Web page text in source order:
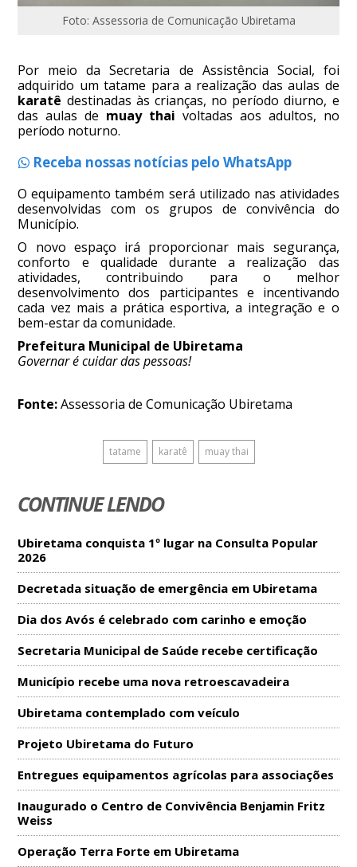
Foto: Assessoria de Comunicação Ubiretama
Por meio da Secretaria de Assistência Social, foi
adquirido um tatame para a realização das aulas de
karatê destinadas às crianças, no período diurno, e
das aulas de muay thai voltadas aos adultos, no
período noturno.
Receba nossas notícias pelo WhatsApp
O equipamento também será utilizado nas atividades
desenvolvidas com os grupos de convivência do
Município.
O novo espaço irá proporcionar mais segurança,
conforto e qualidade durante a realização das
atividades, contribuindo para o melhor
desenvolvimento dos participantes e incentivando
cada vez mais a prática esportiva, a integração e o
bem-estar da comunidade.
Prefeitura Municipal de Ubiretama
Governar é cuidar das pessoas!
Fonte:Assessoria de Comunicação Ubiretama
tatame karatê muay thai
CONTINUE LENDO
Ubiretama conquista 1º lugar na Consulta Popular
2026
Decretada situação de emergência em Ubiretama
Dia dos Avós é celebrado com carinho e emoção
Secretaria Municipal de Saúde recebe certificação
Município recebe uma nova retroescavadeira
Ubiretama contemplado com veículo
Projeto Ubiretama do Futuro
Entregues equipamentos agrícolas para associações
Inaugurado o Centro de Convivência Benjamin Fritz
Weiss
Operação Terra Forte em Ubiretama